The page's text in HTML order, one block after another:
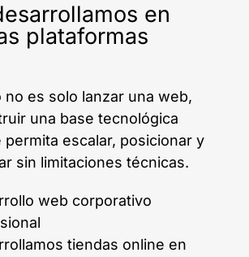
en
plataformas
no es solo lanzar una web,
una base tecnológica
permita escalar, posicionar y
sin limitaciones técnicas.
web corporativo
tiendas online en